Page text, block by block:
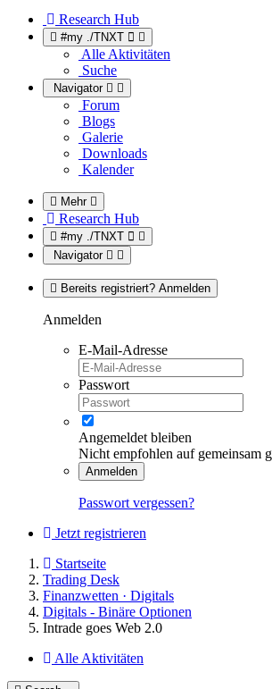
Research Hub
#my ./TNXT
Alle Aktivitäten
Suche
Navigator
Forum
Blogs
Galerie
Downloads
Kalender
Mehr
Research Hub
#my ./TNXT
Navigator
Bereits registriert? Anmelden
Anmelden
E-Mail-Adresse
Passwort
Angemeldet bleiben
Nicht empfohlen auf gemeinsam
Anmelden
Passwort vergessen?
Jetzt registrieren
Startseite
Trading Desk
Finanzwetten · Digitals
Digitals - Binäre Optionen
Intrade goes Web 2.0
Alle Aktivitäten